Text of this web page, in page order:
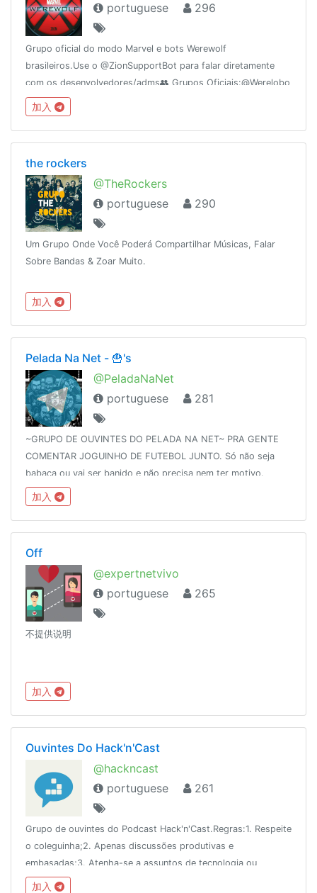
portuguese
296
Grupo oficial do modo Marvel e bots Werewolf
brasileiros.Use o @ZionSupportBot para falar diretamente
com os desenvolvedores/adms👥 Grupos Oficiais:@Werelobo
[Clássico]👥
加入
the rockers
@TheRockers
portuguese
290
Um Grupo Onde Você Poderá Compartilhar Músicas, Falar
Sobre Bandas & Zoar Muito.
加入
Pelada Na Net - 🍟's
@PeladaNaNet
portuguese
281
~GRUPO DE OUVINTES DO PELADA NA NET~ PRA GENTE
COMENTAR JOGUINHO DE FUTEBOL JUNTO. Só não seja
babaca ou vai ser banido e não precisa nem ter motivo.
#NOIS!LINK DAORA:http://peladananet.com.br/pelada-na-
net-360-intervalo-etiqueta-para-ouvintes/
加入
Off
@expertnetvivo
portuguese
265
不提供说明
加入
Ouvintes Do Hack'n'Cast
@hackncast
portuguese
261
Grupo de ouvintes do Podcast Hack'n'Cast.Regras:1. Respeite
o coleguinha;2. Apenas discussões produtivas e
embasadas;3. Atenha-se a assuntos de tecnologia ou
abordados nos episódios;4. O cantinho dá disciplina será
加入